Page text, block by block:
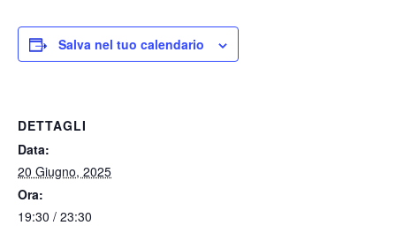
Salva nel tuo calendario
DETTAGLI
Data:
20 Giugno, 2025
Ora:
19:30 / 23:30